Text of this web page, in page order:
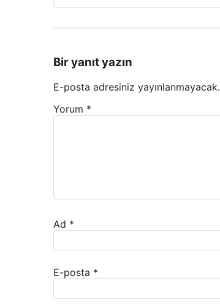
Bir yanıt yazın
E-posta adresiniz yayınlanmayacak.
Yorum *
Ad *
E-posta *